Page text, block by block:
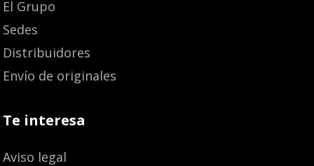
El Grupo
Sedes
Distribuidores
Envío de originales
Te interesa
Aviso legal